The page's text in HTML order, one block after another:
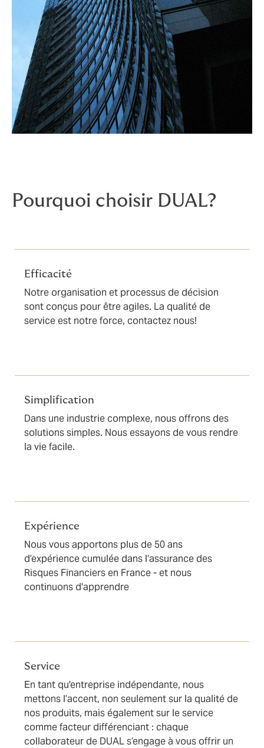
Pourquoi choisir DUAL?
Efficacité
Notre organisation et processus de décision
sont conçus pour être agiles. La qualité de
service est notre force, contactez nous!
Simplification
Dans une industrie complexe, nous offrons des
solutions simples. Nous essayons de vous rendre
la vie facile.
Expérience
Nous vous apportons plus de 50 ans
d’expérience cumulée dans l’assurance des
Risques Financiers en France - et nous
continuons d'apprendre
Service
En tant qu'entreprise indépendante, nous
mettons l’accent, non seulement sur la qualité de
nos produits, mais également sur le service
comme facteur différenciant : chaque
collaborateur de DUAL s’engage à vous offrir un